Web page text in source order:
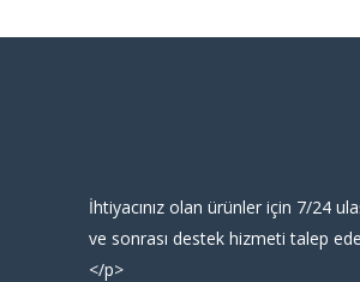
İhtiyacınız olan ürünler için 7/24
ve sonrası destek hizmeti talep
</p>